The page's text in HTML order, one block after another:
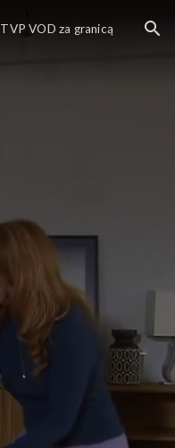
TVP VOD za granicą